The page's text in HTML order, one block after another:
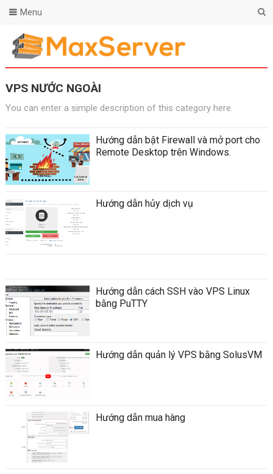
Menu
VPS NƯỚC NGOÀI
You can enter a simple description of this category here
Hướng dẫn bật Firewall và mở port cho
Remote Desktop trên Windows.
Hướng dẫn hủy dịch vụ
Hướng dẫn cách SSH vào VPS Linux
bằng PuTTY
Hướng dẫn quản lý VPS bằng SolusVM
Hướng dẫn mua hàng